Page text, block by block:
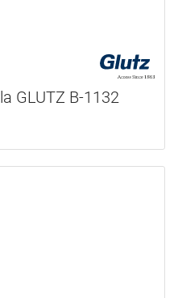
GLUTZ B-1132